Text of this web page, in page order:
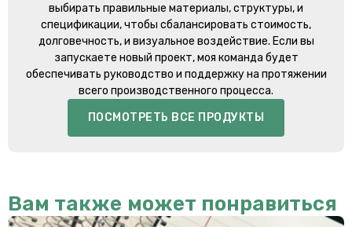
выбирать правильные материалы, структуры, и
спецификации, чтобы сбалансировать стоимость,
долговечность, и визуальное воздействие. Если вы
запускаете новый проект, моя команда будет
обеспечивать руководство и поддержку на протяжении
всего производственного процесса.
ПОСМОТРЕТЬ ВСЕ ПРОДУКТЫ
Вам также может понравиться